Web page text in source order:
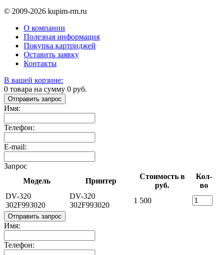
© 2009-2026 kupim-rm.ru
О компании
Полезная информация
Покупка картриджей
Оставить заявку
Контакты
В вашей корзине:
0 товара на сумму 0 руб.
Отправить запрос
Имя:
Телефон:
E-mail:
Запрос
Модель
Принтер
Стоимость в
руб.
Кол-
во
DV-320
302F993020
DV-320
302F993020
1 500
Отправить запрос
Имя:
Телефон: